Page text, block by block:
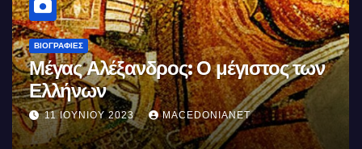
ΒΙΟΓΡΑΦΊΕΣ
Σαν σήμερα θυσιάζονται οι πρώτοι
της αγχόνης Καραολής και
Δημητρίου αγωνιστές του
Κυπριακού Αγώνα
10 ΜΑΪ́ΟΥ 2023 MACEDONIANET